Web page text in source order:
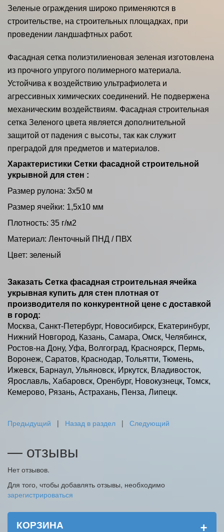
Зеленые ограждения широко применяются в
строительстве, на строительных площадках, при
проведении ландшафтных работ.
Фасадная сетка полиэтилиеновая зеленая изготовлена
из прочного упругого полимерного материала.
Устойчива к воздействию ультрафиолета и
агрессивных химических соединений. Не подвержена
механическим воздействиям. Фасадная строительная
сетка Зеленого цвета является дополнительной
защитой от падения с высоты, так как служит
преградой для предметов и материалов.
Характеристики Сетки фасадной строительной
укрывной для стен :
Размер рулона: 3х50 м
Размер ячейки: 1,5х10 мм
Плотность: 35 г/м2
Материал: Ленточный ПНД / ПВХ
Цвет: зеленый
Заказать Сетка фасадная строительная ячейка
укрывная купить для стен плотная от
производителя по конкурентной цене с доставкой
в город:
Москва, Санкт-Петербург, Новосибирск, Екатеринбург,
Нижний Новгород, Казань, Самара, Омск, Челябинск,
Ростов-на Дону, Уфа, Волгоград, Красноярск, Пермь,
Воронеж, Саратов, Краснодар, Тольятти, Тюмень,
Ижевск, Барнаул, Ульяновск, Иркутск, Владивосток,
Ярославль, Хабаровск, Оренбург, Новокузнецк, Томск,
Кемерово, Рязань, Астрахань, Пенза, Липецк.
Предыдущий | Назад в раздел | Следующий
— отзывы
Нет отзывов.
Для того, чтобы добавлять отзывы, необходимо
зарегистрироваться
КОРЗИНА +